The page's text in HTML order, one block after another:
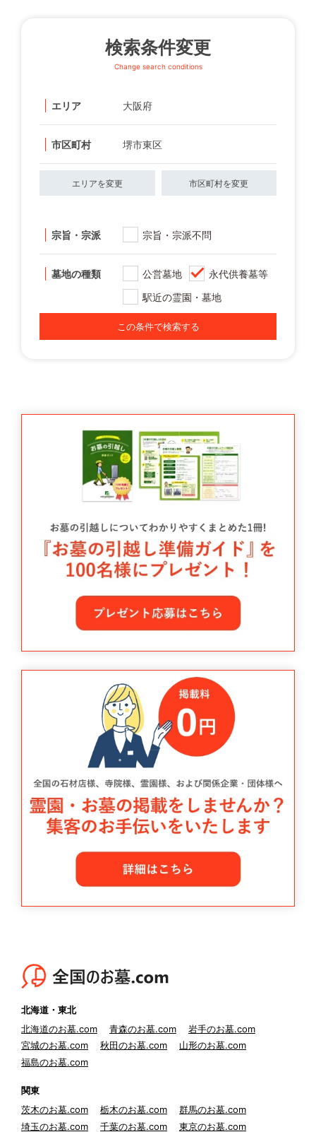
検索条件変更
Change search conditions
エリア 大阪府
市区町村 堺市東区
エリアを変更 市区町村を変更
宗旨・宗派 宗旨・宗派不問
墓地の種類 公営墓地
永代供養墓等
駅近の霊園・墓地
この条件で検索する
北海道・東北
北海道のお墓.com
青森のお墓.com
岩手のお墓.com
宮城のお墓.com
秋田のお墓.com
山形のお墓.com
福島のお墓.com
関東
茨木のお墓.com
栃木のお墓.com
群馬のお墓.com
埼玉のお墓.com
千葉のお墓.com
東京のお墓.com